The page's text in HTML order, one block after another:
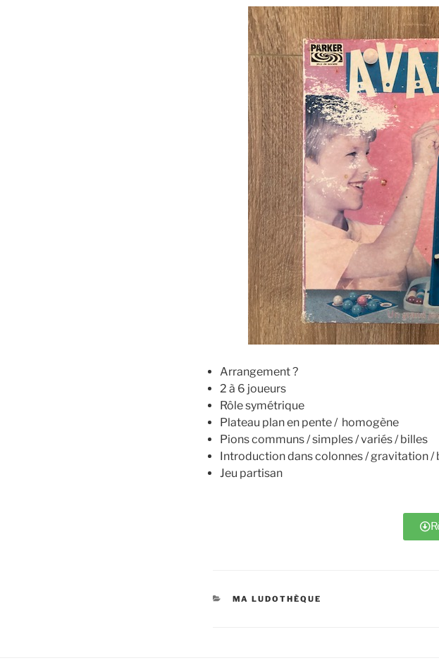
Arrangement ?
2 à 6 joueurs
Rôle symétrique
Plateau plan en pente / homogène
Pions communs / simples / variés / billes
Introduction dans colonnes / gravitation /
Jeu partisan
MA LUDOTHÈQUE